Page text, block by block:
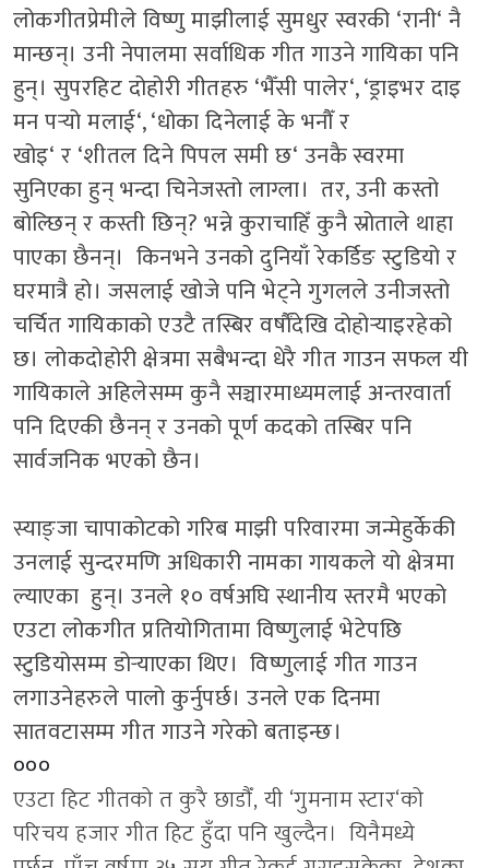
लोकगीतप्रेमीले विष्णु माझीलाई सुमधुर स्वरकी ‘रानी‘नै
मान्छन्। उनी नेपालमा सर्वाधिक गीत गाउने गायिका पनि
हुन्। सुपरहिट दोहोरी गीतहरु ‘भैँसी पालेर‘, ‘ड्राइभर दाइ
मन पर्‍यो मलाई‘, ‘धोका दिनेलाई के भनौँ र
खोइ‘ र ‘शीतल दिने पिपल समी छ‘ उनकै स्वरमा
सुनिएका हुन् भन्दा चिनेजस्तो लाग्ला। तर,उनी कस्तो
बोल्छिन् र कस्ती छिन्?भन्ने कुराचाहिँ कुनै स्रोताले थाहा
पाएका छैनन्। किनभने उनको दुनियाँ रेकर्डिङ स्टुडियो र
घरमात्रै हो। जसलाई खोजे पनि भेट्ने गुगलले उनीजस्तो
चर्चित गायिकाको एउटै तस्बिर वर्षाैंदेखि दोहोर्‍याइरहेको
छ। लोकदोहोरी क्षेत्रमा सबैभन्दा धेरै गीत गाउन सफल यी
गायिकाले अहिलेसम्म कुनै सञ्चारमाध्यमलाई अन्तरवार्ता
पनि दिएकी छैनन् र उनको पूर्ण कदको तस्बिर पनि
सार्वजनिक भएको छैन।
स्याङ्जा चापाकोटको गरिब माझी परिवारमा जन्मेहुर्केकी
उनलाई सुन्दरमणि अधिकारी नामका गायकले यो क्षेत्रमा
ल्याएका हुन्। उनले १० वर्षअघि स्थानीय स्तरमै भएको
एउटा लोकगीत प्रतियोगितामा विष्णुलाई भेटेपछि
स्टुडियोसम्म डोर्‍याएका थिए। विष्णुलाई गीत गाउन
लगाउनेहरुले पालो कुर्नुपर्छ। उनले एक दिनमा
सातवटासम्म गीत गाउने गरेको बताइन्छ।
०००
एउटा हिट गीतको त कुरै छाडौँ, यी ‘गुमनाम स्टार‘को
परिचय हजार गीत हिट हुँदा पनि खुल्दैन। यिनैमध्ये